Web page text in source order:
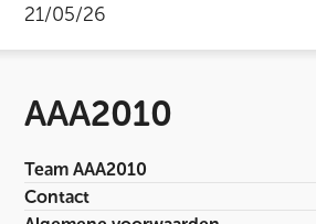
21/05/26
AAA2010
Team AAA2010
Contact